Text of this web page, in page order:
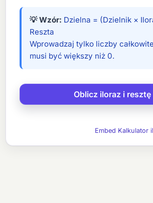
💡 Wzór: Dzielna = (Dzielnik ×
Reszta
Wprowadzaj tylko liczby
musi być większy niż 0.
Embed Kalkulator